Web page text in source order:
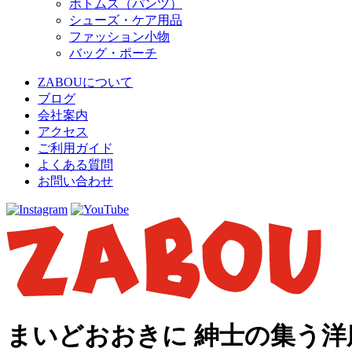
ボトムス（パンツ）
シューズ・ケア用品
ファッション小物
バッグ・ポーチ
ZABOUについて
ブログ
会社案内
アクセス
ご利用ガイド
よくある質問
お問い合わせ
まいどおおきに 紳士の集う